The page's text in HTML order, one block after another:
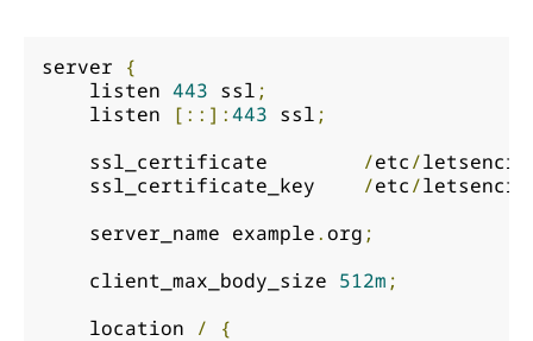
server {
    listen
443 ssl ;
    listen
[::]:443 ssl ;
    ssl_certificate
/etc/
    ssl_certificate_key
/etc/
    server_name example
.org ;
    client_max_body_size
512m ;
    location
/
{